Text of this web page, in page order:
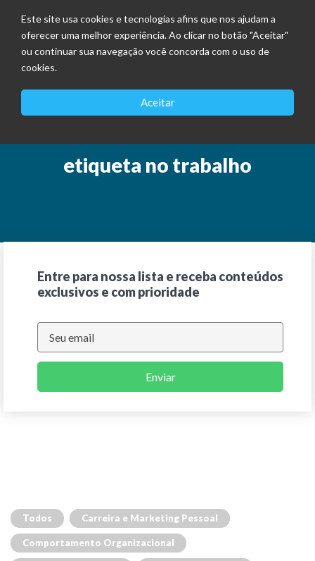
Este site usa cookies e tecnologias afins que nos ajudam a
oferecer uma melhor experiência. Ao clicar no botão "Aceitar"
ou continuar sua navegação você concorda com o uso de
cookies.
Aceitar
etiqueta no trabalho
Entre para nossa lista e receba conteúdos
exclusivos e com prioridade
Enviar
Todos Carreira e Marketing Pessoal
Comportamento Organizacional